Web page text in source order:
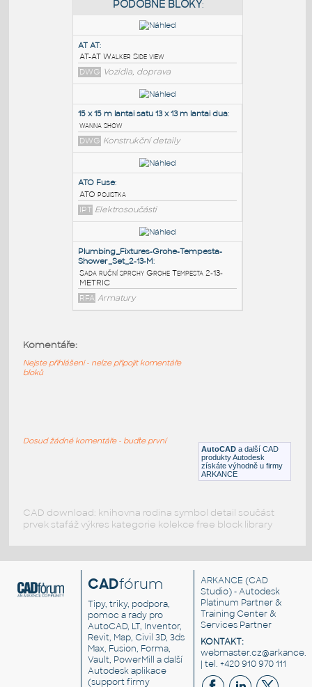
PODOBNÉ BLOKY:
AT AT:
AT-AT Walker Side view
DWG
15 x 15 m lantai satu 13 x 13 m lantai dua
wanna show
DWG Konstrukční detaily
ATO Fuse:
AutoCAD a další CAD
produkty Autodesk
získáte výhodně u firmy
ARKANCE
Komentáře:
Nejste přihlášeni - nelze připojit komentáře
bloků
Dosud žádné komentáře - buďte první
CAD download: knihovna rodina symbol detail součást
prvek stafáž výkres kategorie kolekce free block library
CADfórum
Tipy, triky, podpora,
pomoc a rady pro
AutoCAD, LT, Inventor,
Revit, Map, Civil 3D, 3ds
Max, Fusion, Forma,
Vault, PowerMill a další
Autodesk aplikace
(support firmy
ARKANCE (CAD
Studio) - Autodesk
Platinum Partner &
Training Center &
Services Partner
KONTAKT:
| tel. +420 910 970 111